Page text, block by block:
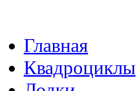
Главная
Квадроциклы